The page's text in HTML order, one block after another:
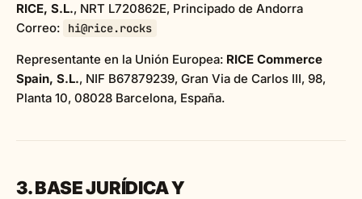
RICE, S.L., NRT L720862E, Principado de Andorra
Correo:
hi@rice.rocks
Representante en la Unión Europea: RICE Commerce
Spain, S.L., NIF B67879239, Gran Via de Carlos III, 98,
Planta 10, 08028 Barcelona, España.
3. BASE JURÍDICA Y